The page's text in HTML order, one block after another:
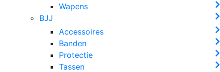
Wapens
BJJ
Accessoires
Banden
Protectie
Tassen